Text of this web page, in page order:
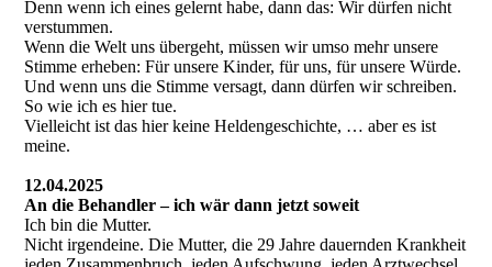
Denn wenn ich eines gelernt habe, dann das: Wir dürfen nicht
verstummen.
Wenn die Welt uns übergeht, müssen wir umso mehr unsere
Stimme erheben: Für unsere Kinder, für uns, für unsere Würde.
Und wenn uns die Stimme versagt, dann dürfen wir schreiben.
So wie ich es hier tue.
Vielleicht ist das hier keine Heldengeschichte, … aber es ist
meine.
12.04.2025
An die Behandler – ich wär dann jetzt soweit
Ich bin die Mutter.
Nicht irgendeine. Die Mutter, die 29 Jahre dauernden Krankheit